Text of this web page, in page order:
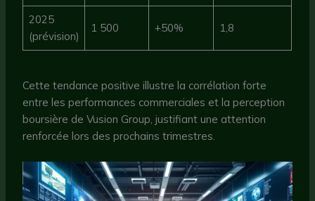
2025
(prévision)
1 500 +50% 1,8
Cette tendance positive illustre la corrélation forte
entre les performances commerciales et la perception
boursière de Vusion Group, justifiant une attention
renforcée lors des prochains trimestres.